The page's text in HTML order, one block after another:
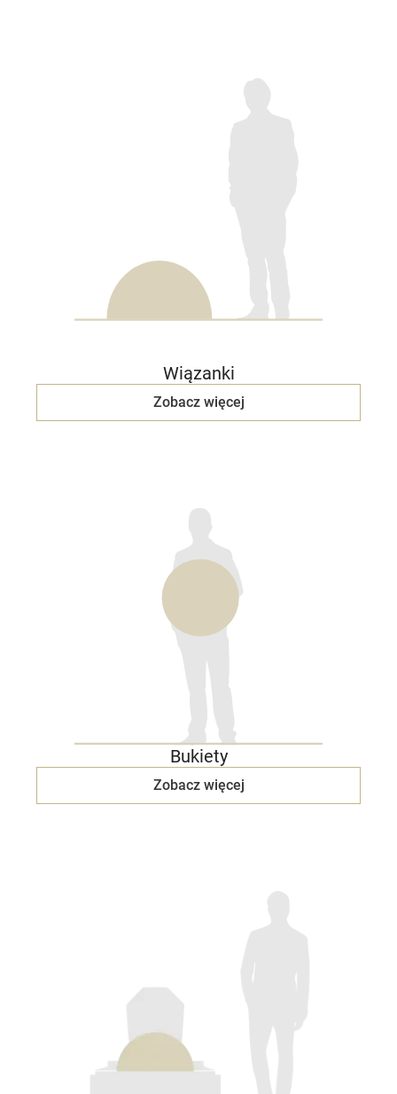
Wiązanki
Zobacz więcej
Bukiety
Zobacz więcej